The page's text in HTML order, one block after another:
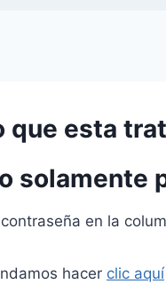
que esta
solamente
en la
hacer clic aquí